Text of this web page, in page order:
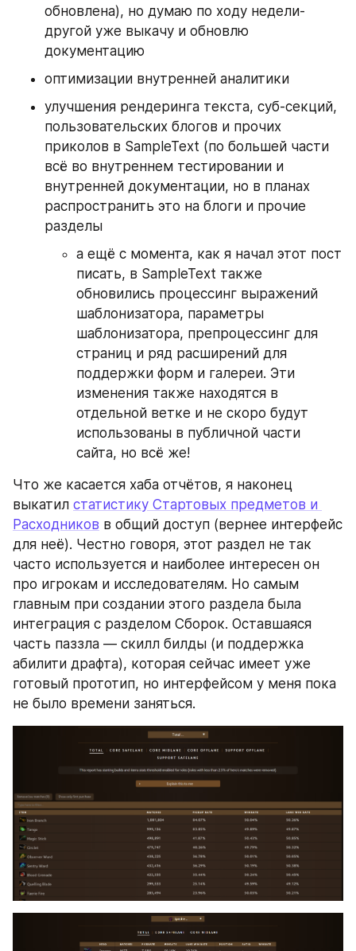
обновлена), но думаю по ходу недели-
другой уже выкачу и обновлю
документацию
оптимизации внутренней аналитики
улучшения рендеринга текста, суб-секций,
пользовательских блогов и прочих
приколов в SampleText (по большей части
всё во внутреннем тестировании и
внутренней документации, но в планах
распространить это на блоги и прочие
разделы
а ещё с момента, как я начал этот пост
писать, в SampleText также
обновились процессинг выражений
шаблонизатора, параметры
шаблонизатора, препроцессинг для
страниц и ряд расширений для
поддержки форм и галереи. Эти
изменения также находятся в
отдельной ветке и не скоро будут
использованы в публичной части
сайта, но всё же!
Что же касается хаба отчётов, я наконец
выкатил статистику Стартовых предметов и
Расходников в общий доступ (вернее интерфейс
для неё). Честно говоря, этот раздел не так
часто используется и наиболее интересен он
про игрокам и исследователям. Но самым
главным при создании этого раздела была
интеграция с разделом Сборок. Оставшаяся
часть паззла — скилл билды (и поддержка
абилити драфта), которая сейчас имеет уже
готовый прототип, но интерфейсом у меня пока
не было времени заняться.